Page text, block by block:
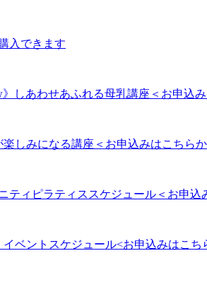
入できます
しあわせあふれる母乳講座＜お申込み
しみになる講座＜お申込みはこちらか
ティピラティススケジュール＜お申込
イベントスケジュール<お申込みはこち